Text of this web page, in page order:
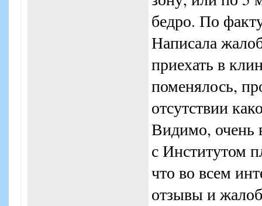
бедро. По
Написала
приехать в
поменялось,
отсутствии
Видимо, очень
с Институтом
что во всем
отзывы и